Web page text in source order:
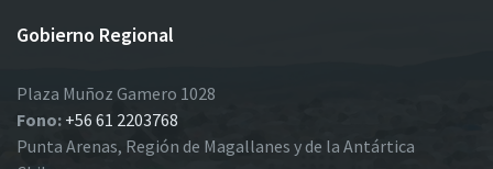
Gobierno Regional
Plaza Muñoz Gamero 1028
Fono: +56 61 2203768
Punta Arenas, Región de Magallanes y de la Antártica